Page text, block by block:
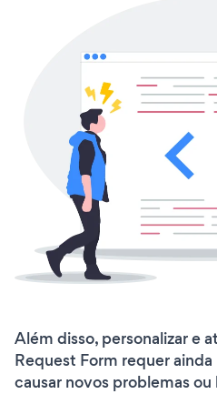
Além disso, personalizar e
Request Form requer
causar novos problemas ou